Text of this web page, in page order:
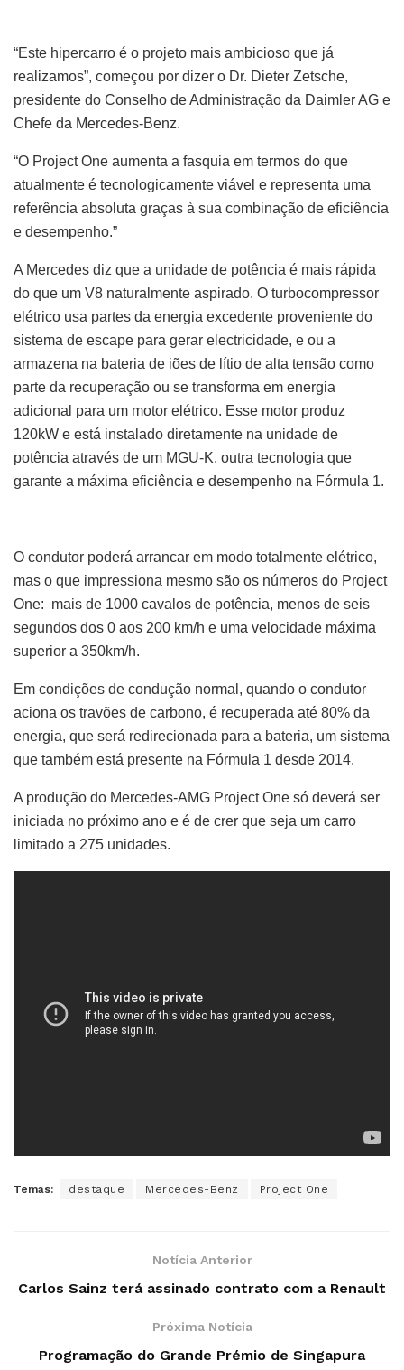
“Este hipercarro é o projeto mais ambicioso que já
realizamos”, começou por dizer o Dr. Dieter Zetsche,
presidente do Conselho de Administração da Daimler AG e
Chefe da Mercedes-Benz.
“O Project One aumenta a fasquia em termos do que
atualmente é tecnologicamente viável e representa uma
referência absoluta graças à sua combinação de eficiência
e desempenho.”
A Mercedes diz que a unidade de potência é mais rápida
do que um V8 naturalmente aspirado. O turbocompressor
elétrico usa partes da energia excedente proveniente do
sistema de escape para gerar electricidade, e ou a
armazena na bateria de iões de lítio de alta tensão como
parte da recuperação ou se transforma em energia
adicional para um motor elétrico. Esse motor produz
120kW e está instalado diretamente na unidade de
potência através de um MGU-K, outra tecnologia que
garante a máxima eficiência e desempenho na Fórmula 1.
O condutor poderá arrancar em modo totalmente elétrico,
mas o que impressiona mesmo são os números do Project
One: mais de 1000 cavalos de potência, menos de seis
segundos dos 0 aos 200 km/h e uma velocidade máxima
superior a 350km/h.
Em condições de condução normal, quando o condutor
aciona os travões de carbono, é recuperada até 80% da
energia, que será redirecionada para a bateria, um sistema
que também está presente na Fórmula 1 desde 2014.
A produção do Mercedes-AMG Project One só deverá ser
iniciada no próximo ano e é de crer que seja um carro
limitado a 275 unidades.
Temas: destaque Mercedes-Benz Project One
Notícia Anterior
Carlos Sainz terá assinado contrato com a Renault
Próxima Notícia
Programação do Grande Prémio de Singapura